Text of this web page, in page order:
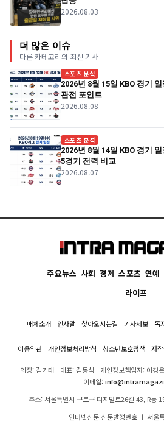
2026.08.03
더 많은 이슈
다른 카테고리의 최신 기사
스포츠 분석
2026년 8월 15일 KBO 경기
관전 포인트
2026.08.08
스포츠 분석
2026년 8월 14일 KBO 경기
5경기 전력 비교
2026.08.07
주요뉴스 사회 경제 스포츠 연예
라이프
매체소개 인사말 찾아오시는길 기사제보 독
이용약관 개인정보처리방침 청소년보호정책 저
의장: 김기태 대표: 김동석 개인정보책임자: 이경은
이메일:
주소: 서울특별시 구로구 디지털로26길 43, R동
인터넷신문 신문발행번호 ㅣ 서울